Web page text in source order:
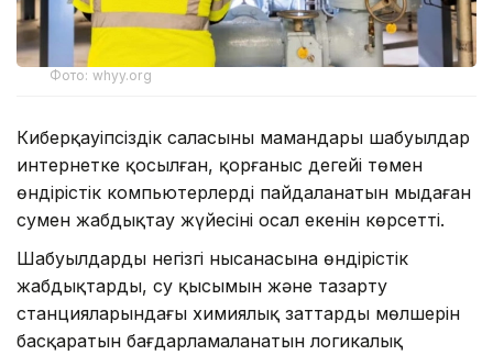
Фото: whyy.org
Киберқауіпсіздік саласының мамандары шабуылдар
интернетке қосылған, қорғаныс деңгейі төмен
өндірістік компьютерлерді пайдаланатын мыңдаған
сумен жабдықтау жүйесінің осал екенін көрсетті.
Шабуылдардың негізгі нысанасына өндірістік
жабдықтарды, су қысымын және тазарту
станцияларындағы химиялық заттардың мөлшерін
басқаратын бағдарламаланатын логикалық